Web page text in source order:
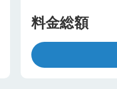
料金総額